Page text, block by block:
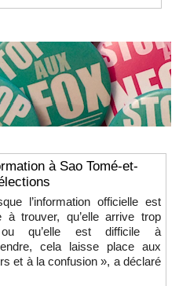
à Sao Tomé-et-
l’information officielle est
à trouver, qu’elle arrive trop
qu’elle est difficile à
cela laisse place aux
et à la confusion », a déclaré